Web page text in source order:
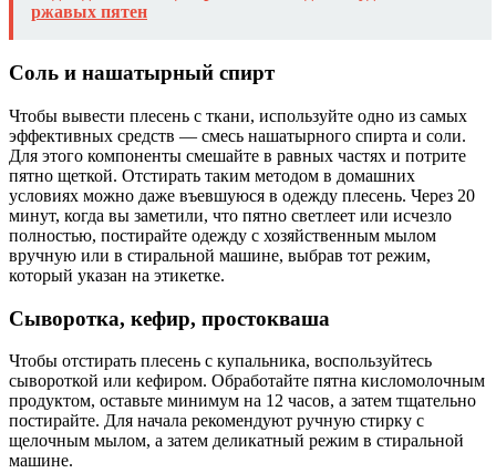
ржавых пятен
Соль и нашатырный спирт
Чтобы вывести плесень с ткани, используйте одно из самых
эффективных средств — смесь нашатырного спирта и соли.
Для этого компоненты смешайте в равных частях и потрите
пятно щеткой. Отстирать таким методом в домашних
условиях можно даже въевшуюся в одежду плесень. Через 20
минут, когда вы заметили, что пятно светлеет или исчезло
полностью, постирайте одежду с хозяйственным мылом
вручную или в стиральной машине, выбрав тот режим,
который указан на этикетке.
Сыворотка, кефир, простокваша
Чтобы отстирать плесень с купальника, воспользуйтесь
сывороткой или кефиром. Обработайте пятна кисломолочным
продуктом, оставьте минимум на 12 часов, а затем тщательно
постирайте. Для начала рекомендуют ручную стирку с
щелочным мылом, а затем деликатный режим в стиральной
машине.